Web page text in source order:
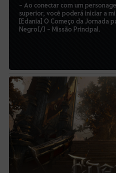
- Ao conectar com um
superior, você poderá iniciar a
[Edania] O Começo da Jornada
Negro(/) - Missão Principal.